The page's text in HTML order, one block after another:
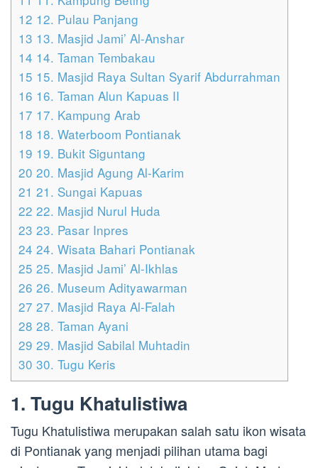
12 12. Pulau Panjang
13 13. Masjid Jami’ Al-Anshar
14 14. Taman Tembakau
15 15. Masjid Raya Sultan Syarif Abdurrahman
16 16. Taman Alun Kapuas II
17 17. Kampung Arab
18 18. Waterboom Pontianak
19 19. Bukit Siguntang
20 20. Masjid Agung Al-Karim
21 21. Sungai Kapuas
22 22. Masjid Nurul Huda
23 23. Pasar Inpres
24 24. Wisata Bahari Pontianak
25 25. Masjid Jami’ Al-Ikhlas
26 26. Museum Adityawarman
27 27. Masjid Raya Al-Falah
28 28. Taman Ayani
29 29. Masjid Sabilal Muhtadin
30 30. Tugu Keris
1. Tugu Khatulistiwa
Tugu Khatulistiwa merupakan salah satu ikon wisata
di Pontianak yang menjadi pilihan utama bagi